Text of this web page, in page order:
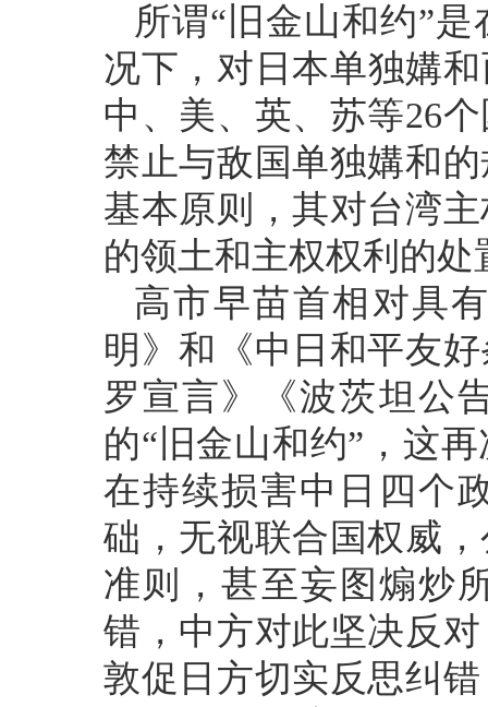
所谓“旧金山和约”
况下，对日本单独媾
中、美、英、苏等26
禁止与敌国单独媾和
基本原则，其对台湾
的领土和主权权利的
高市早苗首相对具
明》和《中日和平友
罗宣言》《波茨坦公
的“旧金山和约”，这
在持续损害中日四个
础，无视联合国权威
准则，甚至妄图煽炒
错，中方对此坚决反
敦促日方切实反思纠